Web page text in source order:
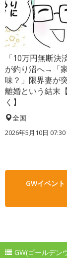
「10万円無断決
が釣り沼へ→「
味？」限界妻が
離婚という結末
く】
全国
2026年5月10日
GWイベン
GW(ゴールデン